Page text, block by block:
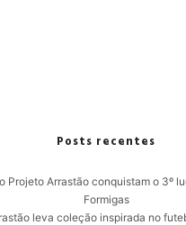
Posts recentes
Projeto Arrastão conquistam o 3º
Formigas
leva coleção inspirada no